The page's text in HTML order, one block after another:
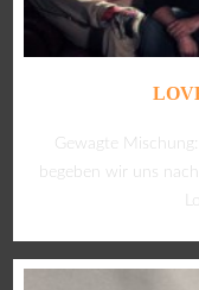
Gewagte
begeben wir uns